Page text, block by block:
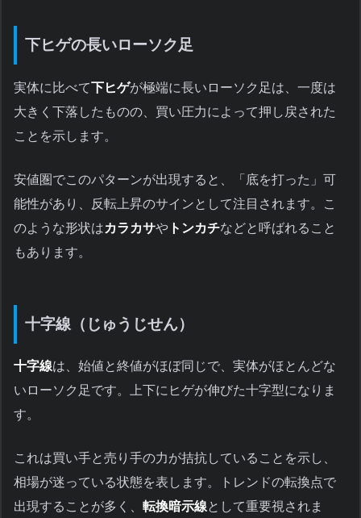
下ヒゲの長いローソク足
実体に比べて下ヒゲが極端に長いローソク足は、一度は
大きく下落したものの、買い圧力によって押し戻された
ことを示します。
安値圏でこのパターンが出現すると、「底を打った」可
能性があり、反転上昇のサインとして注目されます。こ
のような形状はカラカサや トンカチなどと呼ばれること
もあります。
十字線（じゅうじせん）
十字線は、始値と終値がほぼ同じで、実体がほとんどな
いローソク足です。上下にヒゲが伸びた十字型になりま
す。
これは買い手と売り手の力が拮抗していることを示し、
相場が迷っている状態を表します。トレンドの転換点で
出現することが多く、 転換暗示線として重要視されま